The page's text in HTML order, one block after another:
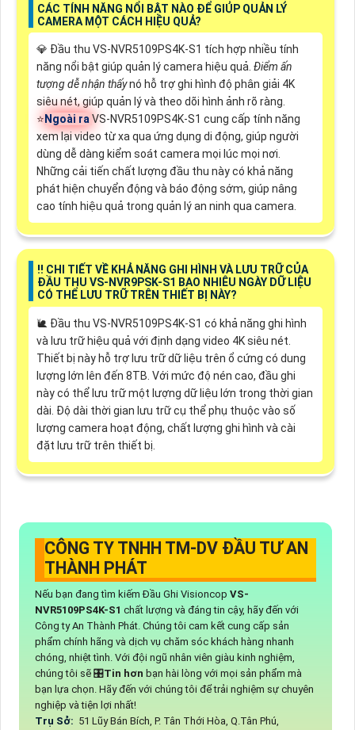
CÁC TÍNH NĂNG NỔI BẬT NÀO ĐỂ GIÚP QUẢN LÝ
CAMERA MỘT CÁCH HIỆU QUẢ?
💎 Đầu thu VS-NVR5109PS4K-S1 tích hợp nhiều tính
năng nổi bật giúp quản lý camera hiệu quả. Điểm ấn
tượng dễ nhận thấynó hỗ trợ ghi hình độ phân giải 4K
siêu nét, giúp quản lý và theo dõi hình ảnh rõ ràng.
⭐ Ngoài raVS-NVR5109PS4K-S1 cung cấp tính năng
xem lại video từ xa qua ứng dụng di động, giúp người
dùng dễ dàng kiểm soát camera mọi lúc mọi nơi.
Những cải tiến chất lượng đầu thu này có khả năng
phát hiện chuyển động và báo động sớm, giúp nâng
cao tính hiệu quả trong quản lý an ninh qua camera.
‼️ CHI TIẾT VỀ KHẢ NĂNG GHI HÌNH VÀ LƯU TRỮ CỦA
ĐẦU THU VS-NVR9PSK-S1 BAO NHIÊU NGÀY DỮ LIỆU
CÓ THỂ LƯU TRỮ TRÊN THIẾT BỊ NÀY?
🐌 Đầu thu VS-NVR5109PS4K-S1 có khả năng ghi hình
và lưu trữ hiệu quả với định dạng video 4K siêu nét.
Thiết bị này hỗ trợ lưu trữ dữ liệu trên ổ cứng có dung
lượng lớn lên đến 8TB. Với mức độ nén cao, đầu ghi
này có thể lưu trữ một lượng dữ liệu lớn trong thời gian
dài. Độ dài thời gian lưu trữ cụ thể phụ thuộc vào số
lượng camera hoạt động, chất lượng ghi hình và cài
đặt lưu trữ trên thiết bị.
CÔNG TY TNHH TM-DV ĐẦU TƯ AN
THÀNH PHÁT
Nếu bạn đang tìm kiếm Đầu Ghi Visioncop VS-
NVR5109PS4K-S1 chất lượng và đáng tin cậy, hãy đến với
Công ty An Thành Phát. Chúng tôi cam kết cung cấp sản
phẩm chính hãng và dịch vụ chăm sóc khách hàng nhanh
chóng, nhiệt tình. Với đội ngũ nhân viên giàu kinh nghiệm,
chúng tôi sẽ 🎛Tin hơn bạn hài lòng với mọi sản phẩm mà
bạn lựa chọn. Hãy đến với chúng tôi để trải nghiệm sự chuyên
nghiệp và tiện lợi nhất!
Trụ Sở: 51 Lũy Bán Bích, P. Tân Thới Hòa, Q.Tân Phú,